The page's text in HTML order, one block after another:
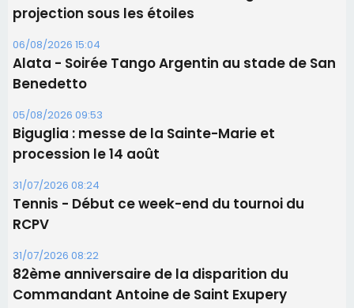
Les brèves
06/08/2026 15:57
Ucciani – Marché des producteurs à Cruculi le
11 août
06/08/2026 15:25
Corte – L’association A Nuciola organise une
projection sous les étoiles
06/08/2026 15:04
Alata - Soirée Tango Argentin au stade de San
Benedetto
05/08/2026 09:53